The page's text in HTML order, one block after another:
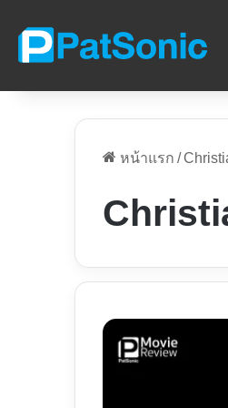
หน้าแรก /